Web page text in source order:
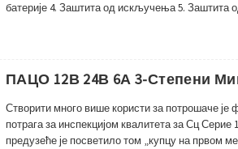
батерије 4. Заштита од искључења 5. Заштита
температуре 7. Аутоматски вентилатор за
ПАЦО 12В 24В 6А 3-Степени
Створити много више користи за потрошаче
потрага за инспекцијом квалитета за Сц
предузеће је посветило том „купцу на првом